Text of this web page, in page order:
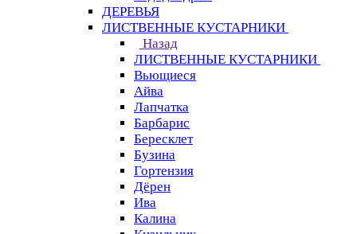
ДЕРЕВЬЯ
ЛИСТВЕННЫЕ КУСТАРНИКИ
Назад
ЛИСТВЕННЫЕ КУСТАРНИКИ
Вьющиеся
Айва
Лапчатка
Барбарис
Бересклет
Бузина
Гортензия
Дёрен
Ива
Калина